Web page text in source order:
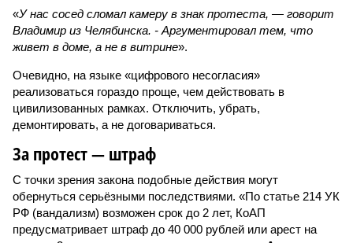
«У нас сосед сломал камеру в знак протеста, — говорит
Владимир из Челябинска. - Аргументировал тем, что
живет в доме, а не в витрине».
Очевидно, на языке «цифрового несогласия»
реализоваться гораздо проще, чем действовать в
цивилизованных рамках. Отключить, убрать,
демонтировать, а не договариваться.
За протест — штраф
С точки зрения закона подобные действия могут
обернуться серьёзными последствиями. «По статье 214 УК
РФ (вандализм) возможен срок до 2 лет, КоАП
предусматривает штраф до 40 000 рублей или арест на